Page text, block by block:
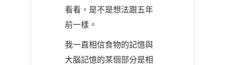
看看，是不是想法跟五年
前一樣。
我一直相信食物的記憶與
大腦記憶的某個部分是相